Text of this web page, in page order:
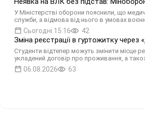
У Міністерстві оборони пояснили, що
служби, а відмова від нього в умовах
Сьогодні 15:16 42
Зміна реєстрації в гуртожитку
Студенти відтепер можуть змінити місце
укладений договір про проживання, а
06.08.2026 63